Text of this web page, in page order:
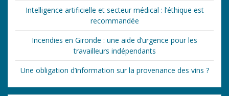
Intelligence artificielle et secteur médical : l’éthique est
recommandée
Incendies en Gironde : une aide d’urgence pour les
travailleurs indépendants
Une obligation d’information sur la provenance des vins ?